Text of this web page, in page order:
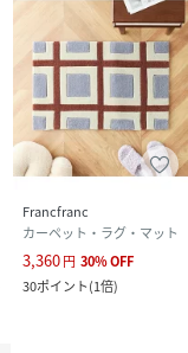
Francfranc
カーペット・ラグ・マット
3,360円 30%OFF
30ポイント(1倍)